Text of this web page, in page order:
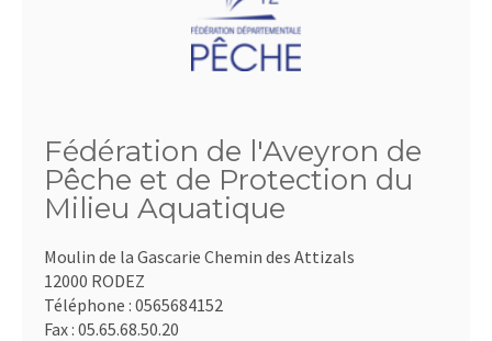
Fédération de l'Aveyron de
Pêche et de Protection du
Milieu Aquatique
Moulin de la Gascarie Chemin des Attizals
12000 RODEZ
Téléphone : 0565684152
Fax : 05.65.68.50.20